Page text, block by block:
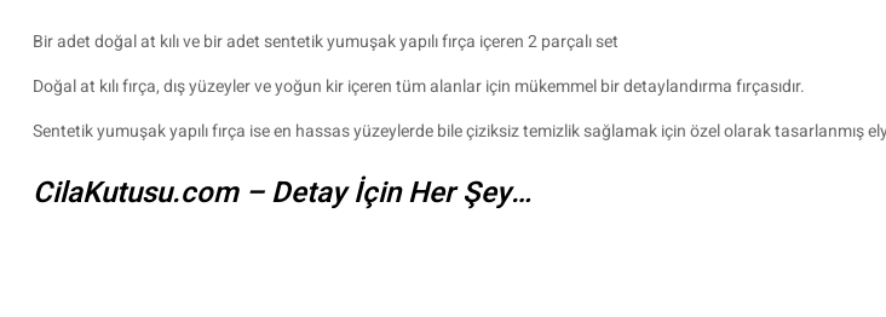
Bir adet doğal at kılı ve bir adet sentetik yumuşak yapılı fırça içeren 2 parçalı set
Doğal at kılı fırça, dış yüzeyler ve yoğun kir içeren tüm alanlar için mükemmel bir detaylandırma fırçasıdır.
Sentetik yumuşak yapılı fırça ise en hassas yüzeylerde bile çiziksiz temizlik sağlamak için özel olarak tasarlanmış
CilaKutusu.com – Detay İçin Her Şey…